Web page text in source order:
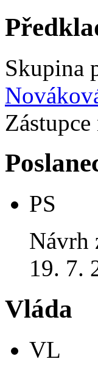
Skupina
PS
Návrh
19. 7.
Vláda
VL